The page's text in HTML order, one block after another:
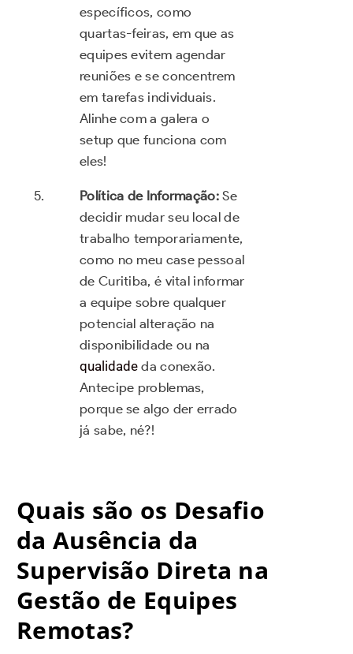
específicos, como
quartas-feiras, em que as
equipes evitem agendar
reuniões e se concentrem
em tarefas individuais.
Alinhe com a galera o
setup que funciona com
eles!
Política de Informação:Se
decidir mudar seu local de
trabalho temporariamente,
como no meu case pessoal
de Curitiba, é vital informar
a equipe sobre qualquer
potencial alteração na
disponibilidade ou na
qualidade da conexão.
Antecipe problemas,
porque se algo der errado
já sabe, né?!
Quais são os Desafio
da Ausência da
Supervisão Direta na
Gestão de Equipes
Remotas?